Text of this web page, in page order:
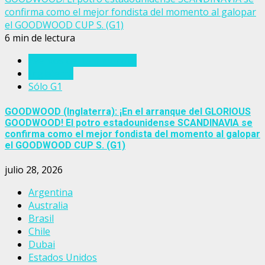
confirma como el mejor fondista del momento al galopar
el GOODWOOD CUP S. (G1)
6 min de lectura
Sólo G1
GOODWOOD (Inglaterra): ¡En el arranque del GLORIOUS
GOODWOOD! El potro estadounidense SCANDINAVIA se
confirma como el mejor fondista del momento al galopar
el GOODWOOD CUP S. (G1)
julio 28, 2026
Argentina
Australia
Brasil
Chile
Dubai
Estados Unidos